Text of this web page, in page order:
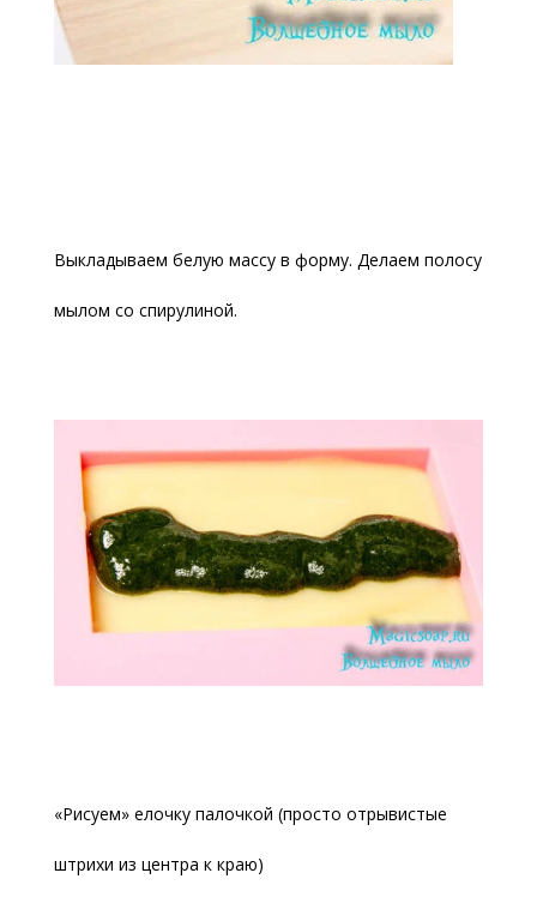
Выкладываем белую массу в форму. Делаем полосу
мылом со спирулиной.
«Рисуем» елочку палочкой (просто отрывистые
штрихи из центра к краю)